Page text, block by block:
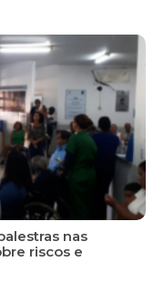
nas
riscos e